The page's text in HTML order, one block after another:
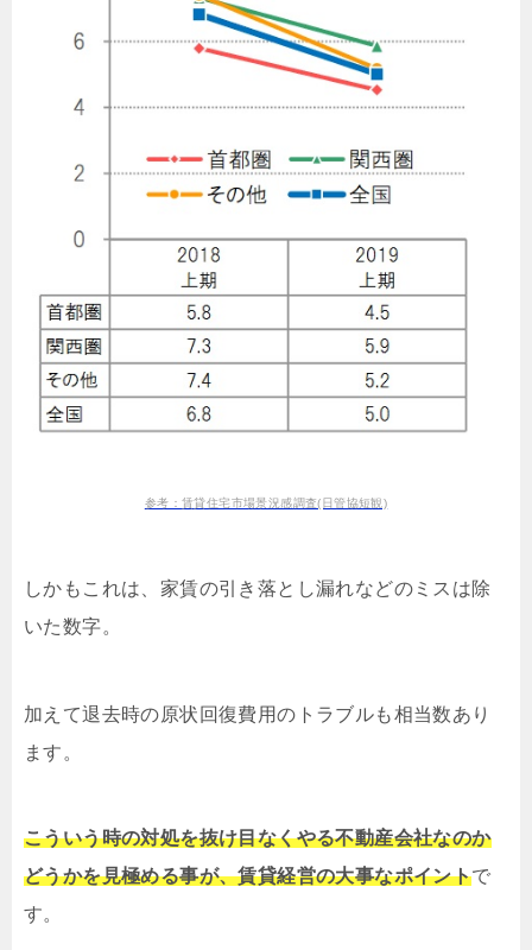
参考：賃貸住宅市場景況感調査(日管協短観)
しかもこれは、家賃の引き落とし漏れなどのミスは除
いた数字。
加えて退去時の原状回復費用のトラブルも相当数あり
ます。
こういう時の対処を抜け目なくやる不動産会社なのか
どうかを見極める事が、賃貸経営の大事なポイントで
す。